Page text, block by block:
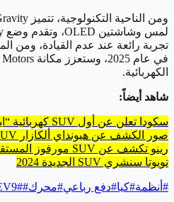
تجربة رائعة عند عدم القيادة، ومن
الكهربائية.
شاهد أيضاً:
سكودا تعلن عن أول SUV كهربائية “ايناك”
صور الكشف عن هيونداي ألكازار SUV الجديدة
رينو تكشف عن SUV مورفوز المستقبلية
تويوتا سنشري SUV الجديدة 2024
# أنظمة#كيا#دفع رباعي#محرك#
#